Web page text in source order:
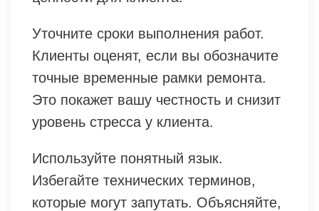
Уточните сроки выполнения работ.
Клиенты оценят, если вы обозначите
точные временные рамки ремонта.
Это покажет вашу честность и снизит
уровень стресса у клиента.
Используйте понятный язык.
Избегайте технических терминов,
которые могут запутать. Объясняйте,